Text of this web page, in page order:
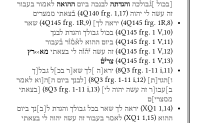
[בכול ]ג֯בולכה והגדתה לבנכה ביום ההואה לאמור בעבור
זה עשה לי יהוה (4Q140 frg. 1,17) ב֯צאתי ממצרים
(4Q145 frg. 1R,8) יראה לך] (4Q145 frg. 1R,9) שאר
(4Q145 frg. 1 V,10) בכול גבולך והגדת לבנך
(4Q145 frg. 1 V,11) ביום ההוא לא֯מ֯ו֯ר ב֯עבור
(4Q145 frg. 1 V,12) זה עשה י֯ה֯ו֯ה לי בצאתי מא››רץ
(4Q145 frg. 1 V,13) צרי֯ם֯
(8Q3 frg. 1-11 i,11) ירא[ה ]לך שא[ר בכ]ל גבל[ך
ו]הגד ת (8Q3 frg. 1-11 i,12) [לבנך ביום ה]ה[וא לאמר
ב]עבו[ר זה עשה יהוה לי] (8Q3 frg. 1-11 i,13)
[בצאתי
ממצרי]ם
(XQ1 1,14) יראה לך שאר בכל גבולך והגדת ל ב נך ביום
ההוא
(XQ1 1,15) לאמר בעבור זה עשה יהוה לי בצאתי